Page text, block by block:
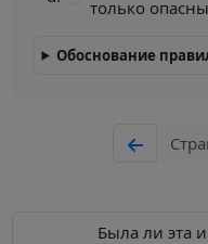
только
Обоснование
Была ли эта